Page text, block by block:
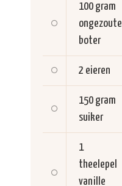
100 gram
ongezoute
boter
2 eieren
150 gram
suiker
1
theelepel
vanille